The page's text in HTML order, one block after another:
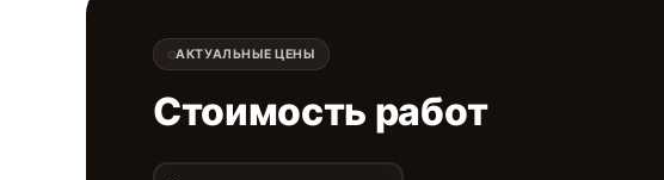
АКТУАЛЬНЫЕ ЦЕНЫ
Стоимость работ